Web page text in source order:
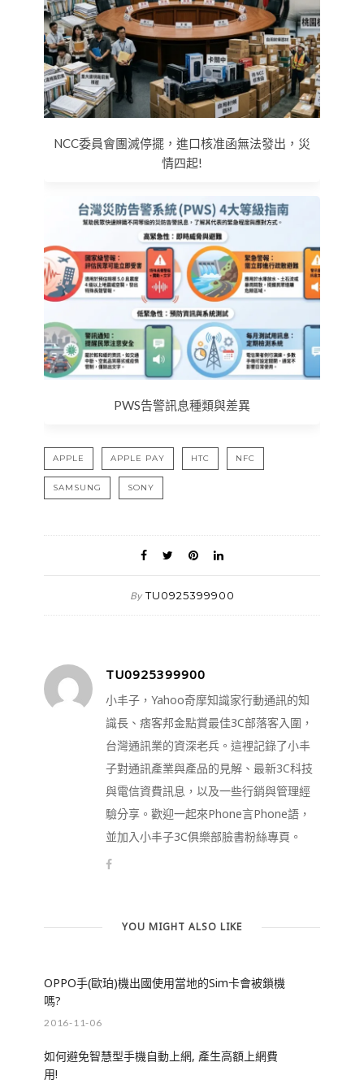
NCC委員會團滅停擺，進口核准函無法發出，災
情四起!
PWS告警訊息種類與差異
APPLE APPLE PAY HTC NFC
SAMSUNG SONY
By TU0925399900
TU0925399900
小丰子，Yahoo奇摩知識家行動通訊的知
識長、痞客邦金點賞最佳3C部落客入圍，
台灣通訊業的資深老兵。這裡記錄了小丰
子對通訊產業與產品的見解、最新3C科技
與電信資費訊息，以及一些行銷與管理經
驗分享。歡迎一起來Phone言Phone語，
並加入小丰子3C俱樂部臉書粉絲專頁。
YOU MIGHT ALSO LIKE
OPPO手(歐珀)機出國使用當地的Sim卡會被鎖機
嗎?
2016-11-06
如何避免智慧型手機自動上網, 產生高額上網費
用!